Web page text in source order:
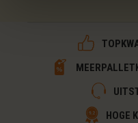
HOGE